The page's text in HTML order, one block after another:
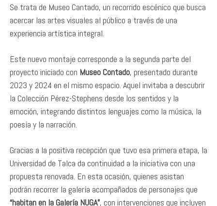
Se trata de Museo Cantado, un recorrido escénico que busca
acercar las artes visuales al público a través de una
experiencia artística integral.
Este nuevo montaje corresponde a la segunda parte del
proyecto iniciado con Museo Contado, presentado durante
2023 y 2024 en el mismo espacio. Aquel invitaba a descubrir
la Colección Pérez-Stephens desde los sentidos y la
emoción, integrando distintos lenguajes como la música, la
poesía y la narración.
Gracias a la positiva recepción que tuvo esa primera etapa, la
Universidad de Talca da continuidad a la iniciativa con una
propuesta renovada. En esta ocasión, quienes asistan
podrán recorrer la galería acompañados de personajes que
“habitan en la Galería NUGA”, con intervenciones que incluyen